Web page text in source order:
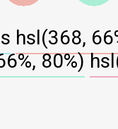
hsl(368,
80%)